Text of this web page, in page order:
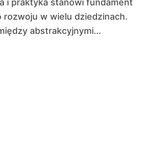
rozwoju w wielu dziedzinach.
abstrakcyjnymi...